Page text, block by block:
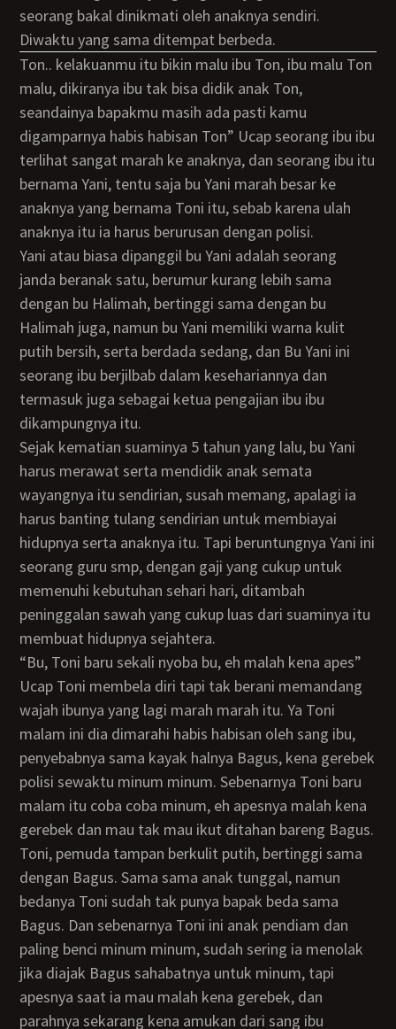
seorang bakal dinikmati oleh anaknya sendiri.
diwaktu yang sama ditempat berbeda.
Ton.. kelakuanmu itu bikin malu ibu Ton, ibu malu Ton
malu, dikiranya ibu tak bisa didik anak Ton,
seandainya bapakmu masih ada pasti kamu
digamparnya habis habisan Ton” Ucap seorang ibu ibu
terlihat sangat marah ke anaknya, dan seorang ibu itu
bernama Yani, tentu saja bu Yani marah besar ke
anaknya yang bernama Toni itu, sebab karena ulah
anaknya itu ia harus berurusan dengan polisi.
Yani atau biasa dipanggil bu Yani adalah seorang
janda beranak satu, berumur kurang lebih sama
dengan bu Halimah, bertinggi sama dengan bu
Halimah juga, namun bu Yani memiliki warna kulit
putih bersih, serta berdada sedang, dan Bu Yani ini
seorang ibu berjilbab dalam kesehariannya dan
termasuk juga sebagai ketua pengajian ibu ibu
dikampungnya itu.
Sejak kematian suaminya 5 tahun yang lalu, bu Yani
harus merawat serta mendidik anak semata
wayangnya itu sendirian, susah memang, apalagi ia
harus banting tulang sendirian untuk membiayai
hidupnya serta anaknya itu. Tapi beruntungnya Yani ini
seorang guru smp, dengan gaji yang cukup untuk
memenuhi kebutuhan sehari hari, ditambah
peninggalan sawah yang cukup luas dari suaminya itu
membuat hidupnya sejahtera.
“Bu, Toni baru sekali nyoba bu, eh malah kena apes”
Ucap Toni membela diri tapi tak berani memandang
wajah ibunya yang lagi marah marah itu. Ya Toni
malam ini dia dimarahi habis habisan oleh sang ibu,
penyebabnya sama kayak halnya Bagus, kena gerebek
polisi sewaktu minum minum. Sebenarnya Toni baru
malam itu coba coba minum, eh apesnya malah kena
gerebek dan mau tak mau ikut ditahan bareng Bagus.
Toni, pemuda tampan berkulit putih, bertinggi sama
dengan Bagus. Sama sama anak tunggal, namun
bedanya Toni sudah tak punya bapak beda sama
Bagus. Dan sebenarnya Toni ini anak pendiam dan
paling benci minum minum, sudah sering ia menolak
jika diajak Bagus sahabatnya untuk minum, tapi
apesnya saat ia mau malah kena gerebek, dan
parahnya sekarang kena amukan dari sang ibu